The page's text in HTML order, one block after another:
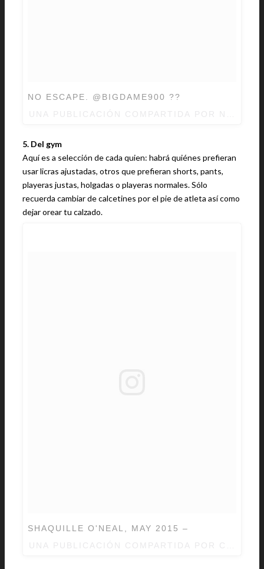
NO ESCAPE. @BIGDAME900 ??
5. Del gym
Aquí es a selección de cada quien: habrá quiénes prefieran
usar licras ajustadas, otros que prefieran shorts, pants,
playeras justas, holgadas o playeras normales. Sólo
recuerda cambiar de calcetines por el pie de atleta así como
dejar orear tu calzado.
SHAQUILLE O'NEAL, MAY 2015 –